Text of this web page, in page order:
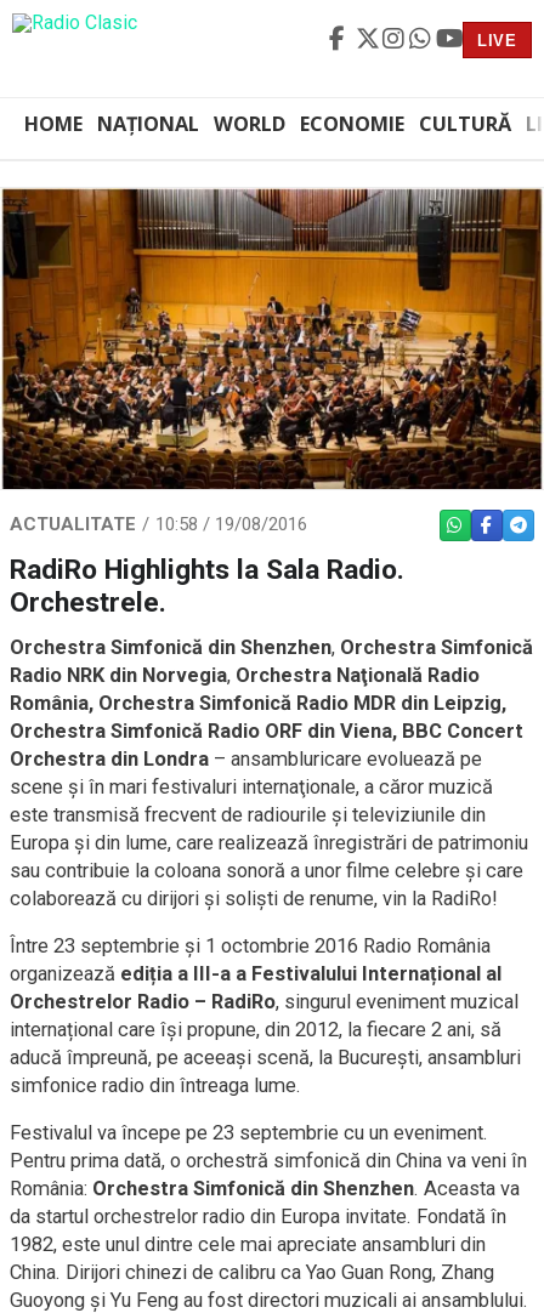
LIVE
HOME NAȚIONAL WORLD ECONOMIE CULTURĂ
ACTUALITATE 10:58 / 19/08/2016 WHATSAPP
RadiRo Highlights la Sala Radio.
Orchestrele.
Orchestra Simfonică din Shenzhen, Orchestra Simfonică
Radio NRK din Norvegia, Orchestra Naţională Radio
România, Orchestra Simfonică Radio MDR din Leipzig,
Orchestra Simfonică Radio ORF din Viena, BBC Concert
Orchestra din Londra – ansambluricare evoluează pe
scene şi în mari festivaluri internaţionale, a căror muzică
este transmisă frecvent de radiourile şi televiziunile din
Europa şi din lume, care realizează înregistrări de patrimoniu
sau contribuie la coloana sonoră a unor filme celebre şi care
colaborează cu dirijori şi solişti de renume, vin la RadiRo!
Între 23 septembrie și 1 octombrie 2016 Radio România
organizează ediția a III-a a Festivalului Internațional al
Orchestrelor Radio – RadiRo, singurul eveniment muzical
internațional care își propune, din 2012, la fiecare 2 ani, să
aducă împreună, pe aceeaşi scenă, la Bucureşti, ansambluri
simfonice radio din întreaga lume.
Festivalul va începe pe 23 septembrie cu un eveniment.
Pentru prima dată, o orchestră simfonică din China va veni în
România: Orchestra Simfonică din Shenzhen. Aceasta va
da startul orchestrelor radio din Europa invitate. Fondată în
1982, este unul dintre cele mai apreciate ansambluri din
China. Dirijori chinezi de calibru ca Yao Guan Rong, Zhang
Guoyong și Yu Feng au fost directori muzicali ai ansamblului.